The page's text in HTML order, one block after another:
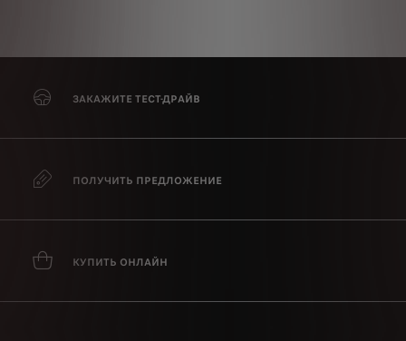
ЗАКАЖИТЕ ТЕСТ-ДРАЙВ
ПОЛУЧИТЬ ПРЕДЛОЖЕНИЕ
КУПИТЬ ОНЛАЙН